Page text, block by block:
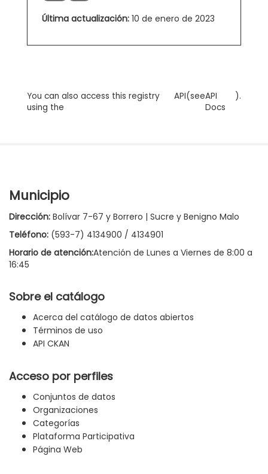
Última actualización: 10 de enero de 2023
You can also access this registry
using the
API(seeAPI
Docs
).
Municipio
Dirección: Bolívar 7-67 y Borrero | Sucre y Benigno Malo
Teléfono: (593-7) 4134900 / 4134901
Horario de atención:Atención de Lunes a Viernes de 8:00 a
16:45
Sobre el catálogo
Acerca del catálogo de datos abiertos
Términos de uso
API CKAN
Acceso por perfiles
Conjuntos de datos
Organizaciones
Categorías
Plataforma Participativa
Página Web